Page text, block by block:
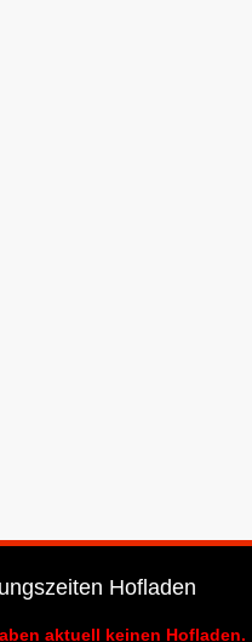
Hofladen
aktuell keinen Hofladen.